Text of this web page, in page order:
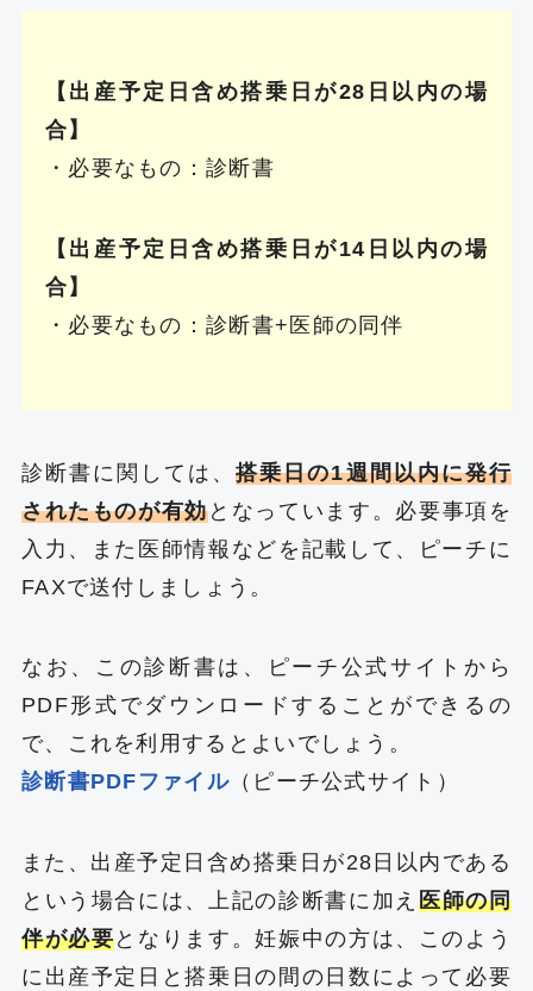
【出産予定日含め搭乗日が28日以内の場
合】
・必要なもの：診断書
【出産予定日含め搭乗日が14日以内の場
合】
・必要なもの：診断書+医師の同伴
診断書に関しては、搭乗日の1週間以内に発行
されたものが有効となっています。必要事項を
入力、また医師情報などを記載して、ピーチに
FAXで送付しましょう。
なお、この診断書は、ピーチ公式サイトから
PDF形式でダウンロードすることができるの
で、これを利用するとよいでしょう。
診断書PDFファイル（ピーチ公式サイト）
また、出産予定日含め搭乗日が28日以内である
という場合には、上記の診断書に加え 医師の同
伴が必要となります。妊娠中の方は、このよう
に出産予定日と搭乗日の間の日数によって必要